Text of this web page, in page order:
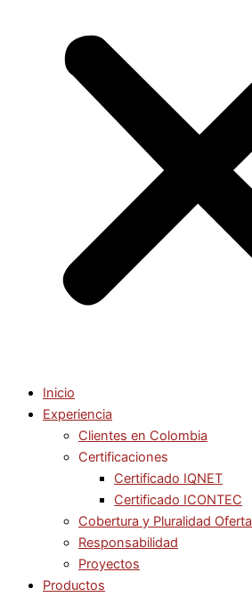
Inicio
Experiencia
Clientes en Colombia
Certificaciones
Certificado IQNET
Certificado ICONTEC
Cobertura y Pluralidad Oferta
Responsabilidad
Proyectos
Productos